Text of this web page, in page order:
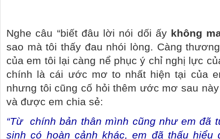
Nghe câu “biết đâu lời nói dối ấy không
sao mà tôi thấy đau nhói lòng. Càng
của em tôi lại càng nể phục ý chỉ nghị lực
chính là cái ước mơ to nhất hiện tại của
nhưng tôi cũng cố hỏi thêm ước mơ sau
và được em chia sẻ:
“Từ
chính bản thân mình cũng như em đã
sinh có hoàn cảnh khác, em đã thấu